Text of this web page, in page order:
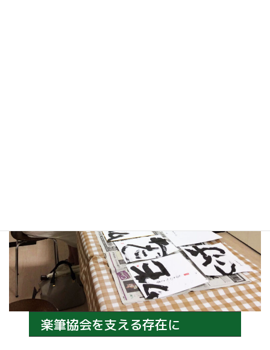
楽筆協会を支える存在に